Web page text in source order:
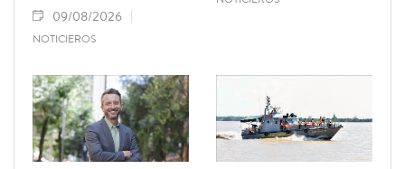
09/08/2026
NOTICIEROS